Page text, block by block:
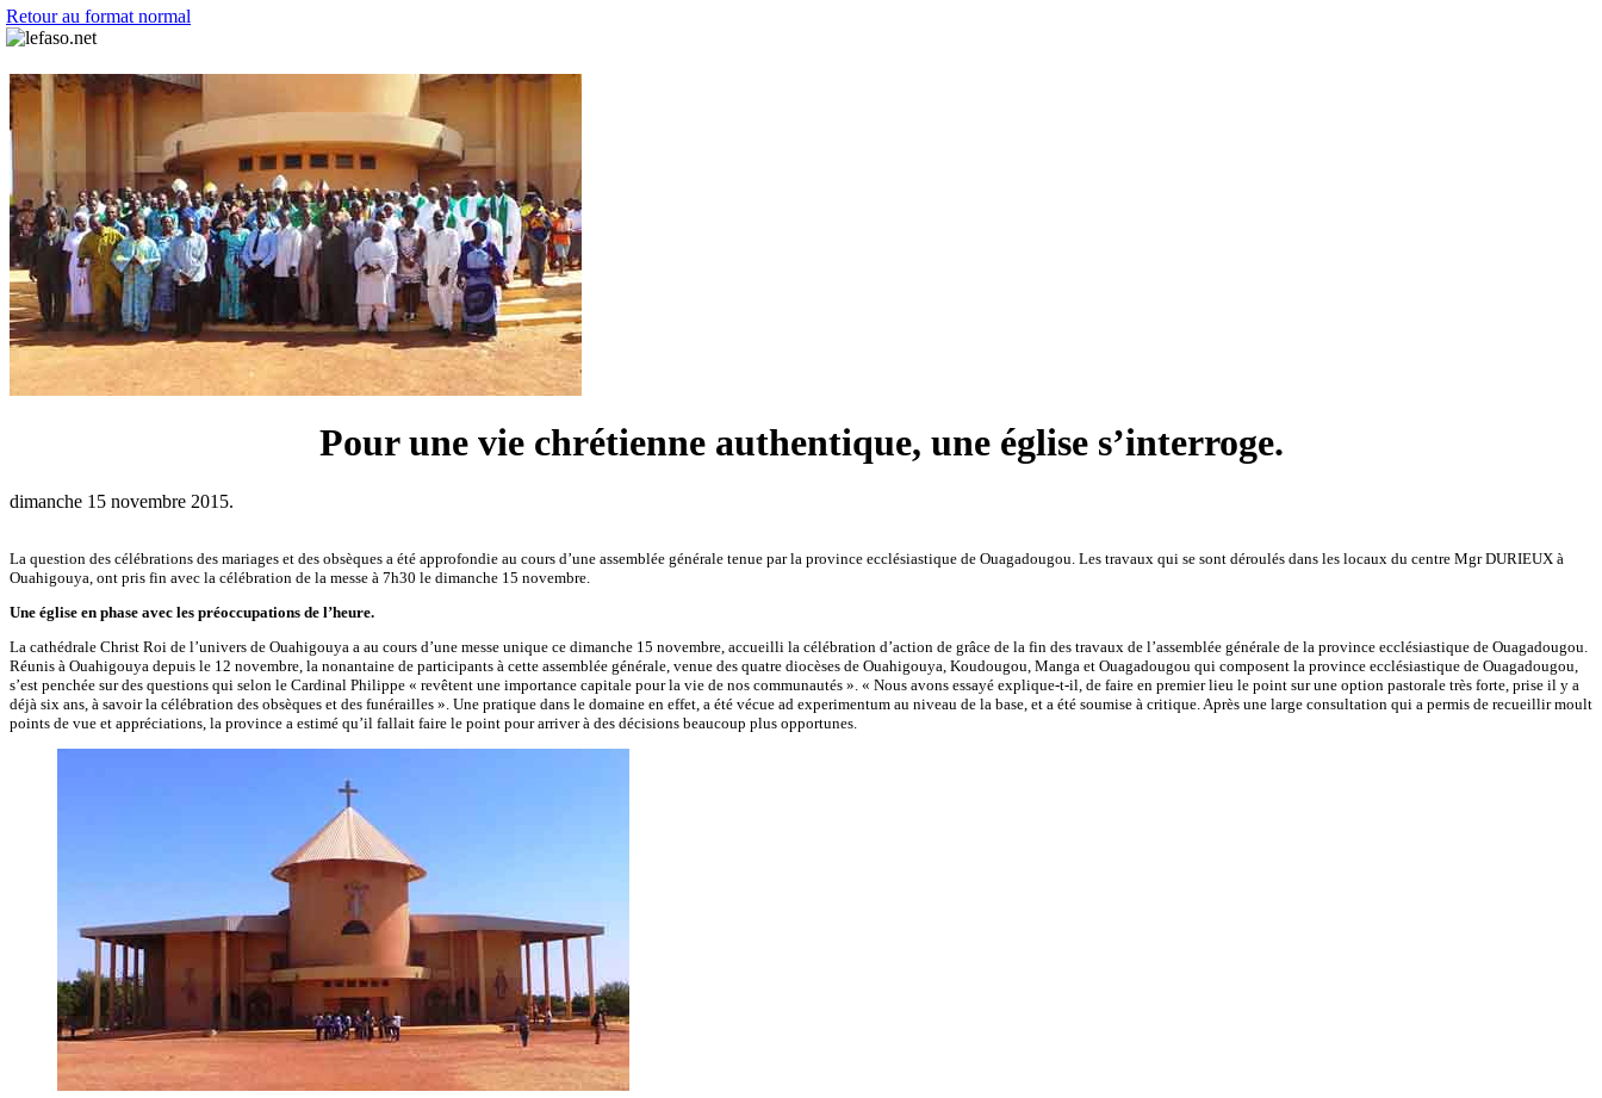
Retour au format normal
Pour une vie chrétienne authentique, une église s’interroge.
dimanche 15 novembre 2015.
La question des célébrations des mariages et des obsèques a été approfondie au cours d’une assemblée générale tenue par la province ecclésiastique de Ouagadougou. Les travaux qui se sont déroulés dans les locaux du centre Mgr DURIEUX à
Ouahigouya, ont pris fin avec la célébration de la messe à 7h30 le dimanche 15 novembre.
Une église en phase avec les préoccupations de l’heure.
La cathédrale Christ Roi de l’univers de Ouahigouya a au cours d’une messe unique ce dimanche 15 novembre, accueilli la célébration d’action de grâce de la fin des travaux de l’assemblée générale de la province ecclésiastique de Ouagadougou.
Réunis à Ouahigouya depuis le 12 novembre, la nonantaine de participants à cette assemblée générale, venue des quatre diocèses de Ouahigouya, Koudougou, Manga et Ouagadougou qui composent la province ecclésiastique de Ouagadougou,
s’est penchée sur des questions qui selon le Cardinal Philippe « revêtent une importance capitale pour la vie de nos communautés ». « Nous avons essayé explique-t-il, de faire en premier lieu le point sur une option pastorale très forte, prise il y a
déjà six ans, à savoir la célébration des obsèques et des funérailles ». Une pratique dans le domaine en effet, a été vécue ad experimentum au niveau de la base, et a été soumise à critique. Après une large consultation qui a permis de recueillir moult
points de vue et appréciations, la province a estimé qu’il fallait faire le point pour arriver à des décisions beaucoup plus opportunes.